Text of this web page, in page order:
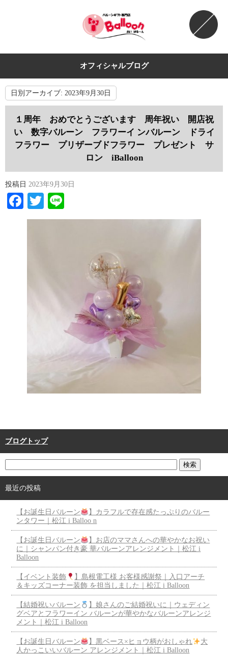
オフィシャルブログ
日別アーカイブ: 2023年9月30日
１周年 おめでとうございます 周年祝い 開店祝
い 数字バルーン フラワーイ ンバルーン ドライ
フラワー プリザーブドフラワー プレゼント サ
ロン iBalloon
投稿日 2023年9月30日
Facebook
Twitter
ブログトップ
最近の投稿
【お誕生日バルーン
】カラフルで存在感たっぷりのバルー
ンタワー｜松江 i Balloo n
【お誕生日バルーン
】お店のママさんへの華やかなお祝い
に｜シャンパン付き豪 華バルーンアレンジメント｜松江 i
Balloon
【イベント装飾
】島根電工様 お客様感謝祭｜入口アーチ
＆キッズコーナー装飾 を担当しました｜松江 i Balloon
【結婚祝いバルーン
】娘さんのご結婚祝いに｜ウェディン
グベアとフラワーイン バルーンが華やかなバルーンアレンジ
メント｜松江 i Balloon
【お誕生日バルーン 】黒ベース×ヒョウ柄がおしゃれ
大
人かっこいいバルーン アレンジメント｜松江 i Balloon